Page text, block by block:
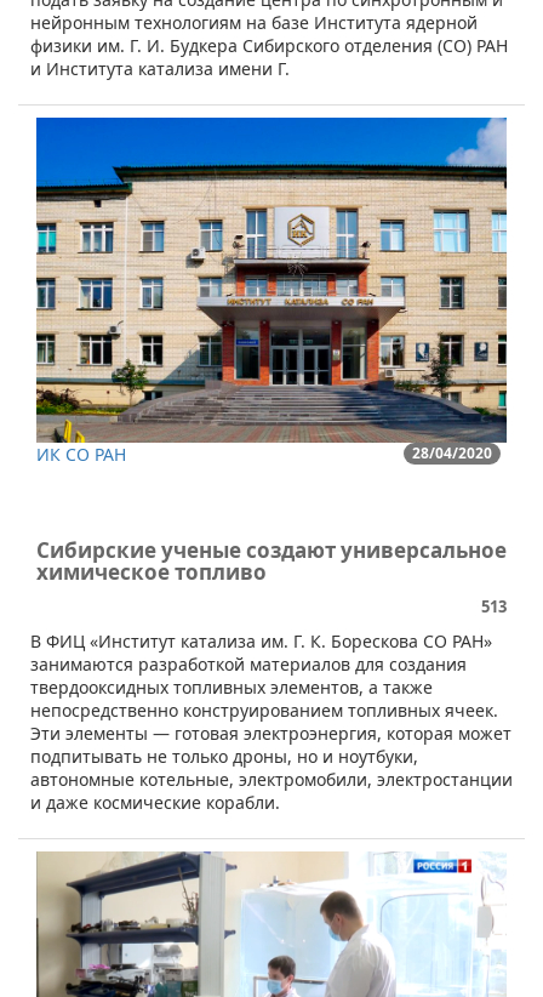
нейронным технологиям на базе Института ядерной
физики им. Г. И. Будкера Сибирского отделения (СО) РАН
и Института катализа имени Г.
28/04/2020
ИК СО РАН
Сибирские ученые создают универсальное
химическое топливо
513
В ФИЦ «Институт катализа им. Г. К. Борескова СО РАН»
занимаются разработкой материалов для создания
твердооксидных топливных элементов, а также
непосредственно конструированием топливных ячеек.
Эти элементы — готовая электроэнергия, которая может
подпитывать не только дроны, но и ноутбуки,
автономные котельные, электромобили, электростанции
и даже космические корабли.